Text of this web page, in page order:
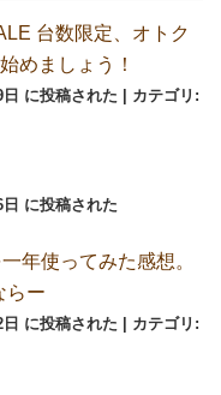
台数限定、オトク
めましょう！
に投稿された
カテゴリ:
に投稿された
年使ってみた感想。
らー
に投稿された | カテゴリ: